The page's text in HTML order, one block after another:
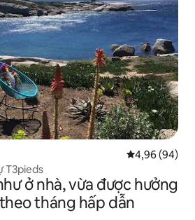
Xếp hạng
4,96 (94)
T3pieds
ở nhà, vừa được hưởng
tháng hấp dẫn